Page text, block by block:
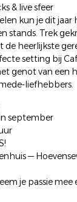
& live sfeer
kun je dit jaar
stands. Trek
de heerlijkste
setting bij
genot van een
liefhebbers.
september
—
je passie mee